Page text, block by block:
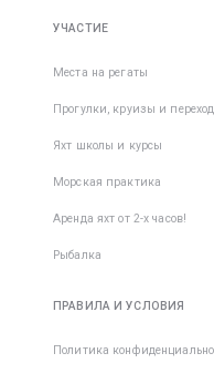
УЧАСТИЕ
Места на регаты
Прогулки, круизы и
Яхт школы и курсы
Морская практика
Аренда яхт от 2-х часов!
Рыбалка
ПРАВИЛА И УСЛОВИЯ
Политика